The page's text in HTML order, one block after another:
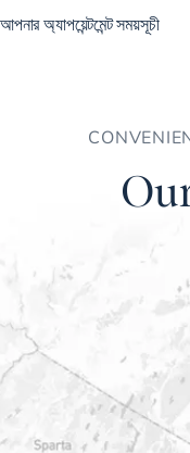
আপনার অ্যাপয়েন্টমেন্ট সময়সূচী